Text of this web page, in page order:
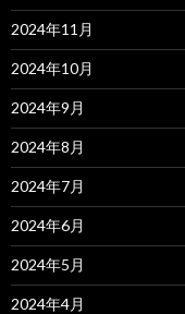
2024年11月
2024年10月
2024年9月
2024年8月
2024年7月
2024年6月
2024年5月
2024年4月